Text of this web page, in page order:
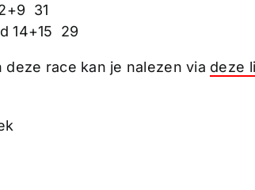
31
14+15 29
deze race kan je nalezen via deze